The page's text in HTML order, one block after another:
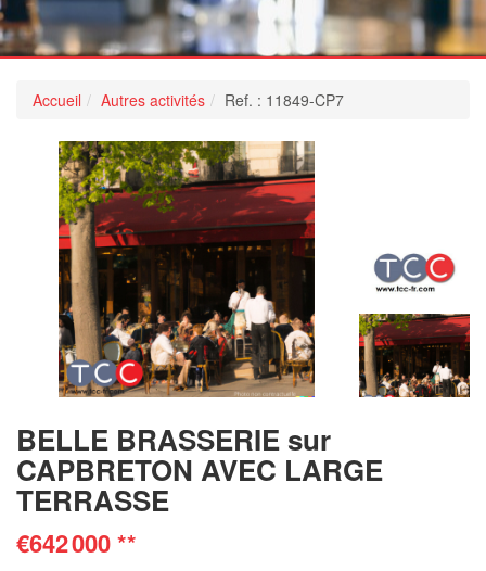
Accueil Autres activités Ref. : 11849-CP7
BELLE BRASSERIE sur
CAPBRETON AVEC LARGE
TERRASSE
€642 000**